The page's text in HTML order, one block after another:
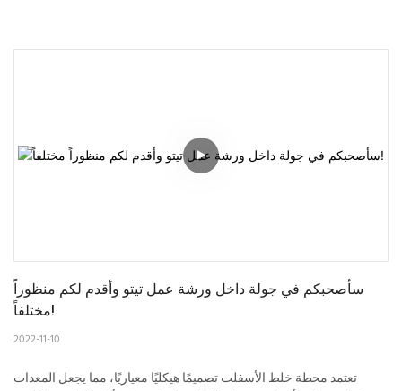
سأصحبكم في جولة داخل ورشة عمل تيتو وأقدم لكم منظوراً
مختلفاً!
2022-11-10
تعتمد محطة خلط الأسفلت تصميمًا هيكليًا معياريًا، مما يجعل المعدات